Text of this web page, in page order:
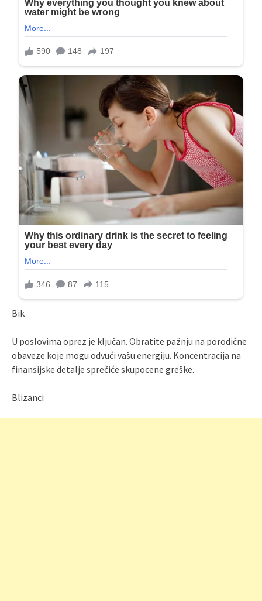
Bik
U poslovima oprez je ključan. Obratite pažnju na porodične
obaveze koje mogu odvući vašu energiju. Koncentracija na
finansijske detalje sprečiće skupocene greške.
Blizanci